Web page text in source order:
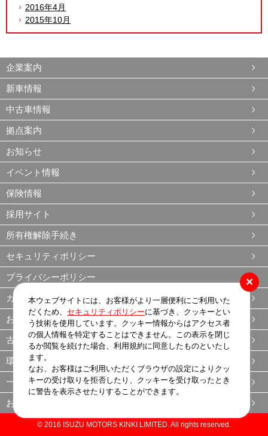
2016年4月
2015年10月
企業案内
新車情報
中古車情報
拠点案内
お知らせ
イベント情報
保険情報
採用サイト
所有権解除手続き
セキュリティポリシー
プライバシーポリシー
カスタマーハラスメントに関する基本方針
お客様本位の業務運営方針（FD宣言）
古物営業法
環境方針
一般事業主行動計画
お問い合わせ
© 2016 ISUZU MOTORS KINKI LIMITED. All rights reserved.
本ウェブサイトには、お客様がより一層便利にご利用いた
だくため、 セキュリティポリシーに基づき、クッキーとい
う技術を使用しています。クッキー情報からはアクセス者
の個人情報を特定することはできません。この表示を閉じ
るか閲覧を続けた場合、利用規約に同意したものといたし
ます。
なお、お客様はご利用いただくブラウザの設定によりクッ
キーの受け取りを拒否したり、クッキーを受け取ったとき
に警告を表示させたりすることができます。
×